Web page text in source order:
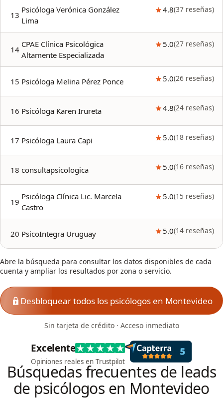
13
Psicóloga Verónica González
Lima
4.8(37 reseñas)
14
CPAE Clínica Psicológica
Altamente Especializada
5.0(27 reseñas)
15 Psicóloga Melina Pérez Ponce 5.0(26 reseñas)
16 Psicóloga Karen Irureta 4.8(24 reseñas)
17 Psicóloga Laura Capi 5.0(18 reseñas)
18 consultapsicologica 5.0(16 reseñas)
19
Psicóloga Clínica Lic. Marcela
Castro
5.0(15 reseñas)
20 PsicoIntegra Uruguay 5.0(14 reseñas)
Abre la búsqueda para consultar los datos disponibles de cada
cuenta y ampliar los resultados por zona o servicio.
Desbloquear todos los psicólogos en Montevideo
Sin tarjeta de crédito · Acceso inmediato
Excelente
Opiniones reales en Trustpilot
Búsquedas frecuentes de leads
de psicólogos en Montevideo